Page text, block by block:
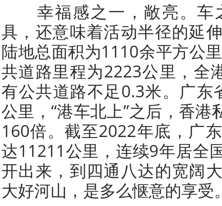
幸福感之一，敞亮。车
具，还意味着活动半径的延
陆地总面积为1110余平方公
共道路里程为2223公里，全
有公共道路不足0.3米。广
公里，“港车北上”之后，香
160倍。截至2022年底，广
达11211公里，连续9年居全
开出来，到四通八达的宽阔
大好河山，是多么惬意的享受